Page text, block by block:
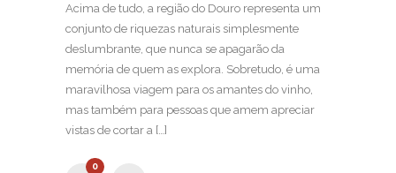
Acima de tudo, a região do Douro representa um
conjunto de riquezas naturais simplesmente
deslumbrante, que nunca se apagarão da
memória de quem as explora. Sobretudo, é uma
maravilhosa viagem para os amantes do vinho,
mas também para pessoas que amem apreciar
vistas de cortar a […]
0